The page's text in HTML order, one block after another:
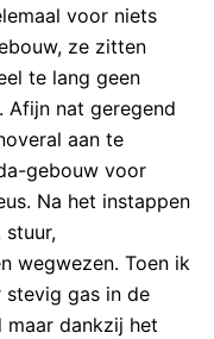
voor niets
ze zitten
te lang geen
Afijn nat geregend
aan te
gebouw voor
Na het instappen
stuur,
wegwezen. Toen ik
gas in de
dankzij het